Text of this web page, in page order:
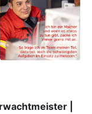
|